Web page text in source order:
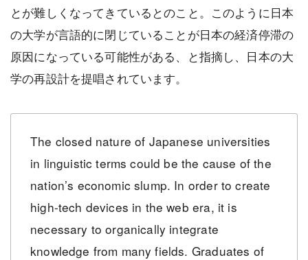
とが難しくなってきているとのこと。このように日本
の大学が言語的に閉じていることが日本の経済停滞の
原因になっている可能性がある、と指摘し、日本の大
学の再設計を提唱されています。
The closed nature of Japanese universities
in linguistic terms could be the cause of the
nation’s economic slump. In order to create
high-tech devices in the web era, it is
necessary to organically integrate
knowledge from many fields. Graduates of